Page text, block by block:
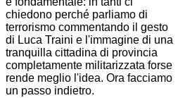
chiedono perché parliamo di
terrorismo commentando il gesto
di Luca Traini e l'immagine di una
tranquilla cittadina di provincia
completamente militarizzata forse
rende meglio l'idea. Ora facciamo
un passo indietro.